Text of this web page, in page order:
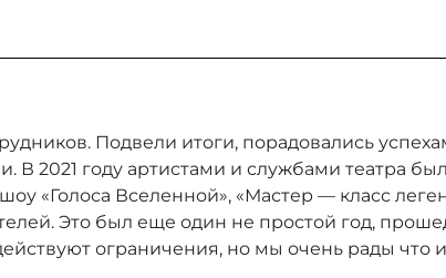
Подвели итоги, порадовались
В 2021 году артистами и службами театра
«Голоса Вселенной», «Мастер — класс
Это был еще один не простой год,
ограничения, но мы очень рады что